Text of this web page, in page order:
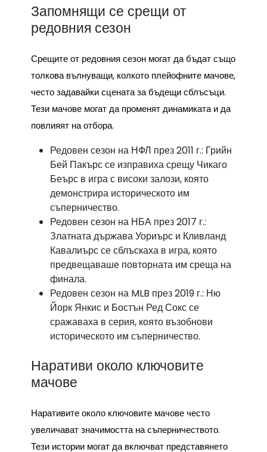
Запомнящи се срещи от
редовния сезон
Срещите от редовния сезон могат да бъдат също
толкова вълнуващи, колкото плейофните мачове,
често задавайки сцената за бъдещи сблъсъци.
Тези мачове могат да променят динамиката и да
повлияят на отбора.
Редовен сезон на НФЛ през 2011 г.: Грийн
Бей Пакърс се изправиха срещу Чикаго
Беърс в игра с високи залози, която
демонстрира историческото им
съперничество.
Редовен сезон на НБА през 2017 г.:
Златната държава Уориърс и Кливланд
Кавалиърс се сблъскаха в игра, която
предвещаваше повторната им среща на
финала.
Редовен сезон на MLB през 2019 г.: Ню
Йорк Янкис и Бостън Ред Сокс се
сражаваха в серия, която възобнови
историческото им съперничество.
Наративи около ключовите
мачове
Наративите около ключовите мачове често
увеличават значимостта на съперничеството.
Тези истории могат да включват представянето